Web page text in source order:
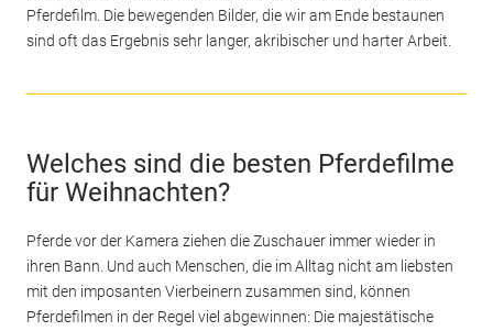
Pferdefilm. Die bewegenden Bilder, die wir am Ende bestaunen
sind oft das Ergebnis sehr langer, akribischer und harter Arbeit.
Welches sind die besten Pferdefilme
für Weihnachten?
Pferde vor der Kamera ziehen die Zuschauer immer wieder in
ihren Bann. Und auch Menschen, die im Alltag nicht am liebsten
mit den imposanten Vierbeinern zusammen sind, können
Pferdefilmen in der Regel viel abgewinnen: Die majestätische